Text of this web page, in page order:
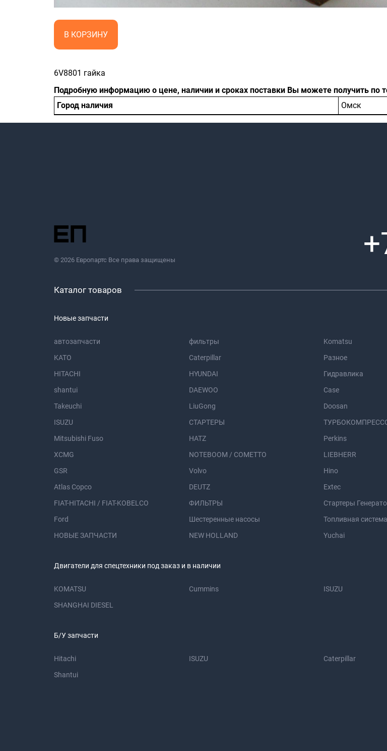
В КОРЗИНУ
6V8801 гайка
Подробную информацию о цене, наличии и сроках поставки Вы можете получить по
Город наличия
Омск
© 2026 Европартс Все права защищены
Каталог товаров
Новые запчасти
автозапчасти фильтры Komatsu
KATO
Caterpillar Разное
HITACHI
HYUNDAI Гидравлика
shantui
DAEWOO Case
Takeuchi
LiuGong Doosan
ISUZU
СТАРТЕРЫ
Mitsubishi Fuso
HATZ Perkins
XCMG
NOTEBOOM / COMETTO LIEBHERR
GSR
Volvo Hino
Atlas Copco
DEUTZ Extec
FIAT-HITACHI / FIAT-KOBELCO
ФИЛЬТРЫ Стартеры
Ford
Шестеренные насосы Топливная система
НОВЫЕ ЗАПЧАСТИ
NEW HOLLAND Yuchai
Двигатели для спецтехники под заказ и в наличии
KOMATSU Cummins ISUZU
SHANGHAI DIESEL
Б/У запчасти
Hitachi ISUZU Caterpillar
Shantui